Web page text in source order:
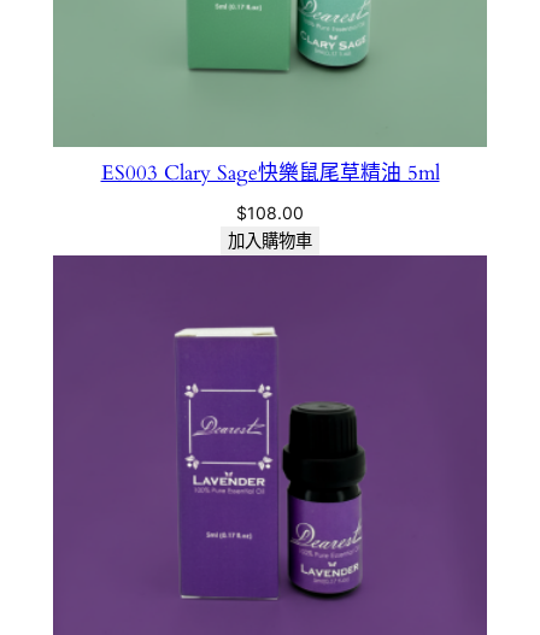
ES003 Clary Sage快樂鼠尾草精油 5ml
$108.00
加入購物車